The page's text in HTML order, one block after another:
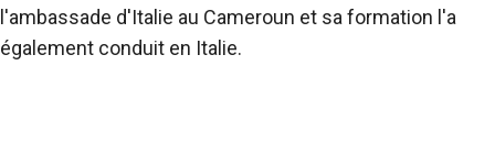
l'ambassade d'Italie au Cameroun et sa formation l'a
également conduit en Italie.